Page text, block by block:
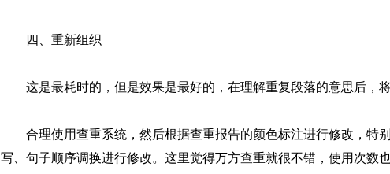
四、重新组织
这是最耗时的，但是效果是最好的，在理解重复段落的意思后，
合理使用查重系统，然后根据查重报告的颜色标注进行修改，特
写、句子顺序调换进行修改。这里觉得万方查重就很不错，使用次数